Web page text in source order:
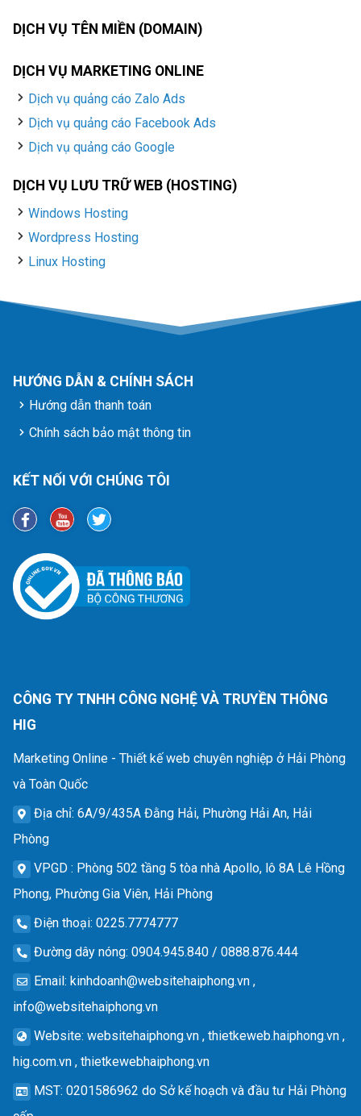
DỊCH VỤ TÊN MIỀN (DOMAIN)
DỊCH VỤ MARKETING ONLINE
Dịch vụ quảng cáo Zalo Ads
Dịch vụ quảng cáo Facebook Ads
Dịch vụ quảng cáo Google
DỊCH VỤ LƯU TRỮ WEB (HOSTING)
Windows Hosting
Wordpress Hosting
Linux Hosting
HƯỚNG DẪN & CHÍNH SÁCH
Hướng dẫn thanh toán
Chính sách bảo mật thông tin
KẾT NỐI VỚI CHÚNG TÔI
CÔNG TY TNHH CÔNG NGHỆ VÀ TRUYỀN THÔNG
HIG
Marketing Online - Thiết kế web chuyên nghiệp ở Hải Phòng
và Toàn Quốc
Địa chỉ: 6A/9/435A Đằng Hải, Phường Hải An, Hải
Phòng
VPGD : Phòng 502 tầng 5 tòa nhà Apollo, lô 8A Lê Hồng
Phong, Phường Gia Viên, Hải Phòng
Điện thoại: 0225.7774777
Đường dây nóng: 0904.945.840 / 0888.876.444
Email: kinhdoanh@websitehaiphong.vn ,
info@websitehaiphong.vn
Website: websitehaiphong.vn , thietkeweb.haiphong.vn ,
hig.com.vn , thietkewebhaiphong.vn
MST: 0201586962 do Sở kế hoạch và đầu tư Hải Phòng